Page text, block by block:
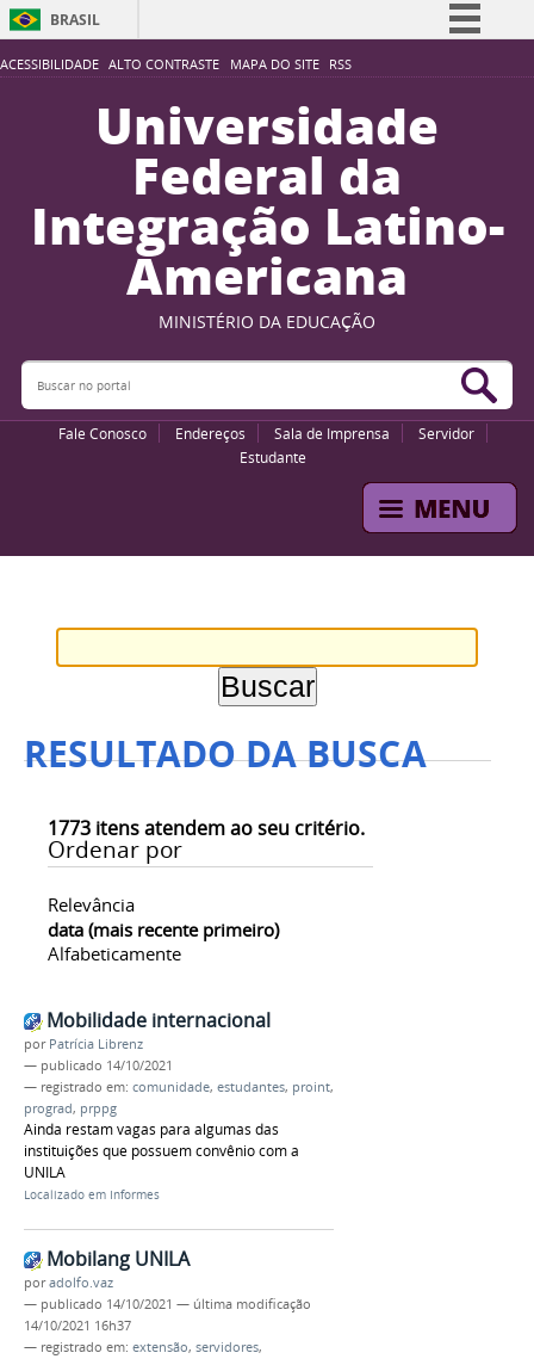
ACESSIBILIDADE ALTO CONTRASTE MAPA DO SITE RSS
BRASIL
Simplifique!
Participe
Acesso à informação
Legislação
Canais
Universidade
Federal da
Integração Latino-
Americana
MINISTÉRIO DA EDUCAÇÃO
Buscar no portal
Fale Conosco Endereços Sala de Imprensa
Servidor
Estudante
RESULTADO DA BUSCA
1773 itens atendem ao seu critério.
Ordenar por
Relevância
data (mais recente primeiro)
Alfabeticamente
Mobilidade internacional
por Patrícia Librenz
— publicado 14/10/2021
— registrado em: comunidade, estudantes, proint,
prograd, prppg
Ainda restam vagas para algumas das
instituições que possuem convênio com a
UNILA
Localizado em Informes
Mobilang UNILA
poradolfo.vaz
— publicado 14/10/2021 — última modificação
14/10/2021 16h37
— registrado em: extensão, servidores,